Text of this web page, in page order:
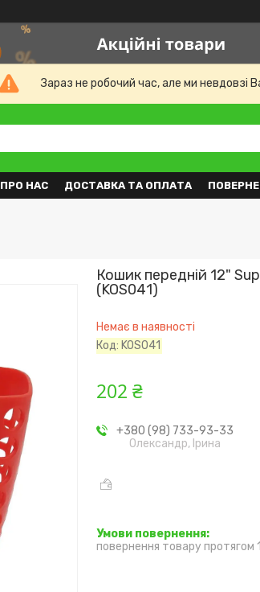
Зараз не робочий час, але ми невдовзі
ПРО НАС ДОСТАВКА ТА ОПЛАТА
Кошик передній 12"
(KOS041)
Немає в наявності
Код: KOS041
202 ₴
+380 (98) 733-93-33
Олександр, Ірина
повернення товару протягом